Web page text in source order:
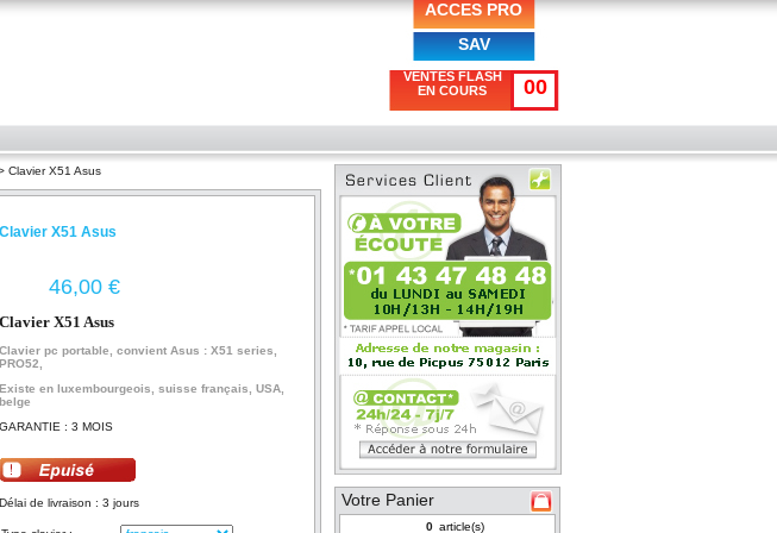
ACCES PRO
SAV
VENTES FLASH
EN COURS
00
Clavier X51 Asus
Clavier X51 Asus
€
Clavier X51 Asus
Clavier pc portable, convient Asus : X51 series,
PRO52,
Existe en luxembourgeois, suisse français, USA,
belge
GARANTIE : 3 MOIS
Délai de livraison : 3 jours Votre Panier
article(s)